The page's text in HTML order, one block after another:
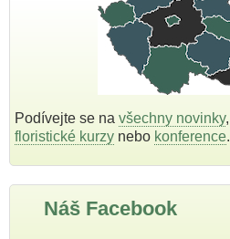
Podívejte se na všechny novinky,
floristické kurzy nebo konference.
Náš Facebook